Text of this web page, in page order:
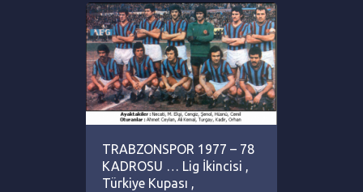
TRABZONSPOR 1977 – 78
KADROSU … Lig İkincisi ,
Türkiye Kupası ,